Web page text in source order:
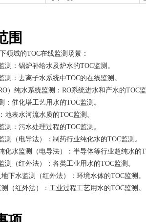
围
领域的TOC在线监测场景：
测：锅炉补给水及炉水的TOC监测。
测：去离子水系统中TOC的在线监测。
）纯水系统监测：RO系统进水和产水的TOC
：催化塔工艺用水的TOC监测。
地表水河流水质的TOC监测。
测：污水处理过程的TOC监测。
测（电导法）：制药行业纯化水的TOC监测。
化水监测（电导法）：半导体等行业超纯水的
测（红外法）：各类工业用水的TOC监测。
下水监测（红外法）：环境水体的TOC监测。
测（红外法）：工业过程工艺用水的TOC监测。